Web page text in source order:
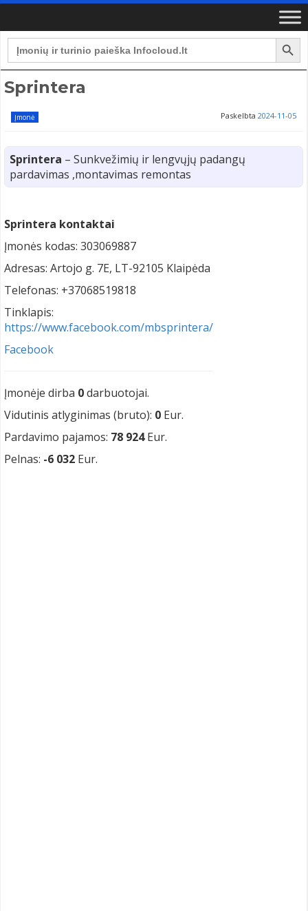
Search
for:
Search Button
Sprintera
Įmonė Paskelbta 2024-11-05
Sprintera – Sunkvežimių ir lengvųjų padangų
pardavimas ,montavimas remontas
Sprintera kontaktai
Įmonės kodas: 303069887
Adresas: Artojo g. 7E, LT-92105 Klaipėda
Telefonas: +37068519818
Tinklapis:
https://www.facebook.com/mbsprintera/
Facebook
Įmonėje dirba 0darbuotojai.
Vidutinis atlyginimas (bruto): 0 Eur.
Pardavimo pajamos: 78 924Eur.
Pelnas: -6 032 Eur.